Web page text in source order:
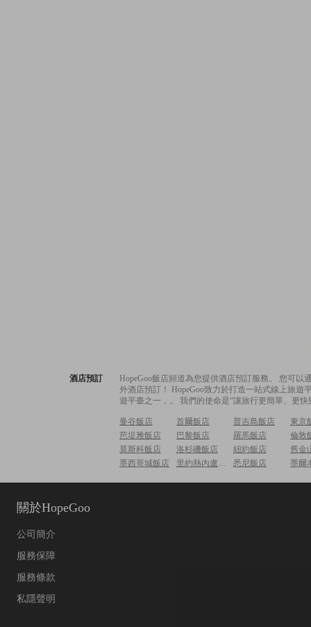
酒店預訂
HopeGoo飯店頻道為您提供酒店預訂服務。 您可
外酒店預訂！ HopeGoo致力於打造一站式線上旅
遊平臺之一，。 我們的使命是“讓旅行更簡單、更
曼谷飯店 首爾飯店 普吉島飯店
東京
芭堤雅飯店
巴黎飯店 羅馬飯店
倫敦
莫斯科飯店
洛杉磯飯店 紐約飯店
舊金
墨西哥城飯店
里約熱內盧飯店 悉尼飯店 墨爾
關於HopeGoo
公司簡介
服務保障
服務條款
私隱聲明